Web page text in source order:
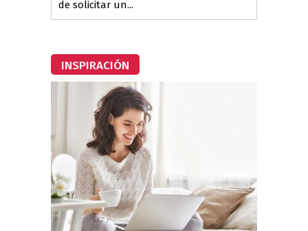
de solicitar un...
INSPIRACIÓN